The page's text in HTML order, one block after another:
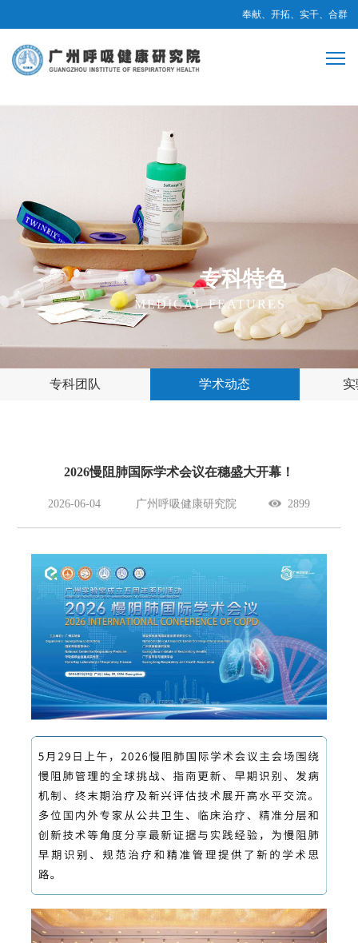
奉献、开拓、实干、合群
专科特色
MEDICAL FEATURES
专科团队 学术动态
2026慢阻肺国际学术会议在穗盛大开幕！
2026-06-04 广州呼吸健康研究院 2899